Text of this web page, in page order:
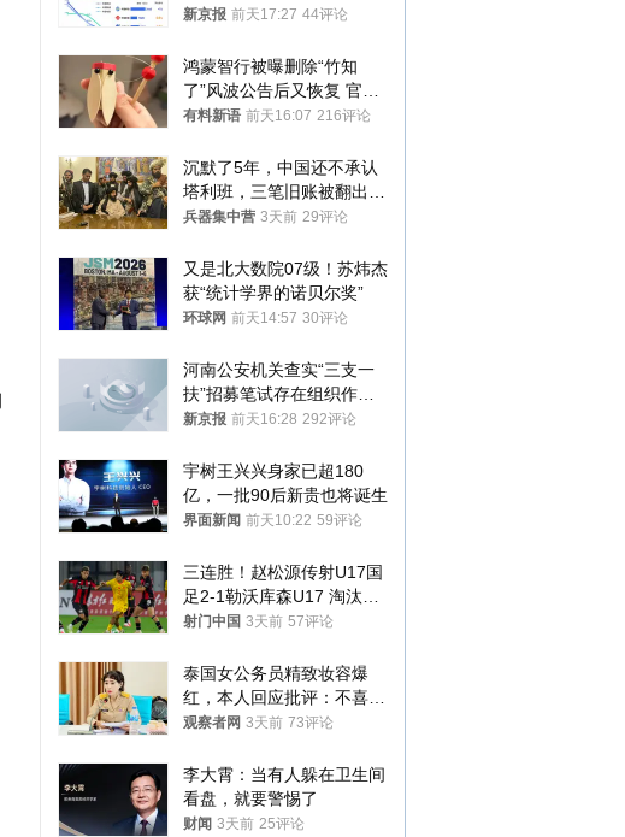
入却越来越少
新京报 前天17:27 44评论
鸿蒙智行被曝删除“竹知
了”风波公告后又恢复 官媒
曾力挺：劝华为要大度的，
有料新语 前天16:07 216评论
沉默了5年，中国还不承认
塔利班，三笔旧账被翻出，
最大风险出现
兵器集中营 3天前 29评论
又是北大数院07级！苏炜杰
获“统计学界的诺贝尔奖”
环球网 前天14:57 30评论
河南公安机关查实“三支一
扶”招募笔试存在组织作弊
犯罪行为
新京报 前天16:28 292评论
宇树王兴兴身家已超180
亿，一批90后新贵也将诞生
界面新闻 前天10:22 59评论
三连胜！赵松源传射U17国
足2-1勒沃库森U17 淘汰赛
将战河床
射门中国 3天前 57评论
泰国女公务员精致妆容爆
红，本人回应批评：不喜欢
就别看
观察者网 3天前 73评论
李大霄：当有人躲在卫生间
看盘，就要警惕了
财闻 3天前 25评论